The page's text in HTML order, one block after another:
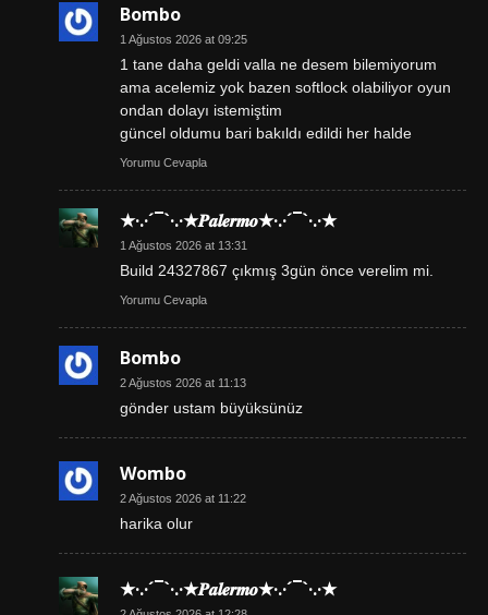
Bombo
1 Ağustos 2026 at 09:25
1 tane daha geldi valla ne desem bilemiyorum
ama acelemiz yok bazen softlock olabiliyor oyun
ondan dolayı istemiştim
güncel oldumu bari bakıldı edildi her halde
Yorumu Cevapla
★·.·´¯`·.·★𝑷𝒂𝒍𝒆𝒓𝒎𝒐★·.·´¯`·.·★
1 Ağustos 2026 at 13:31
Build 24327867 çıkmış 3gün önce verelim mi.
Yorumu Cevapla
Bombo
2 Ağustos 2026 at 11:13
gönder ustam büyüksünüz
Wombo
2 Ağustos 2026 at 11:22
harika olur
★·.·´¯`·.·★𝑷𝒂𝒍𝒆𝒓𝒎𝒐★·.·´¯`·.·★